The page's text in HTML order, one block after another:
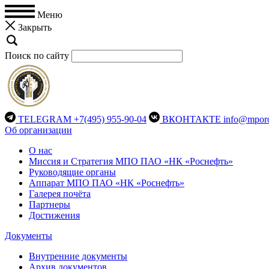
Меню
Закрыть
Поиск по сайту
TELEGRAM +7(495) 955-90-04 ВКОНТАКТЕ
Об организации
О нас
Миссия и Стратегия МПО ПАО «НК «Роснефть»
Руководящие органы
Аппарат МПО ПАО «НК «Роснефть»
Галерея почёта
Партнеры
Достижения
Документы
Внутренние документы
Архив документов